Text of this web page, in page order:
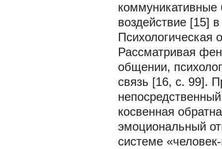
коммуникативные
воздействие [15]
Психологическая
Рассматривая
общении,
связь [16, с. 99].
косвенная
эмоциональный
системе